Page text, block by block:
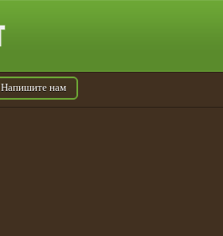
Напишите нам